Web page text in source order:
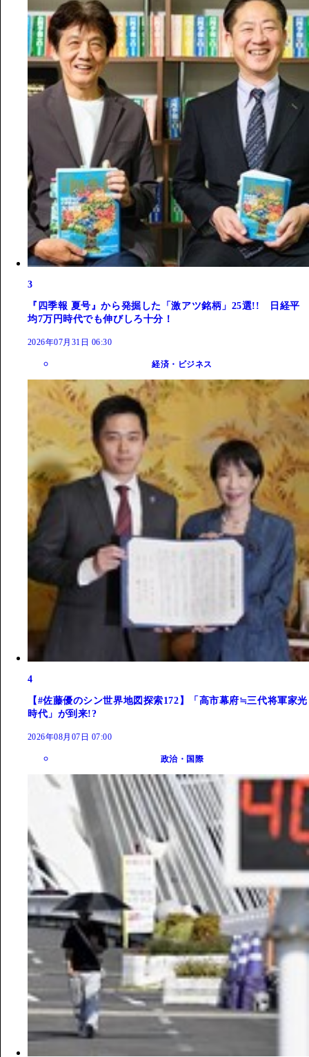
3
『四季報 夏号』から発掘した「激アツ銘柄」25選!! 日経平
均7万円時代でも伸びしろ十分！
2026年07月31日 06:30
経済・ビジネス
4
【#佐藤優のシン世界地図探索172】「高市幕府≒三代将軍家光
時代」が到来!?
2026年08月07日 07:00
政治・国際